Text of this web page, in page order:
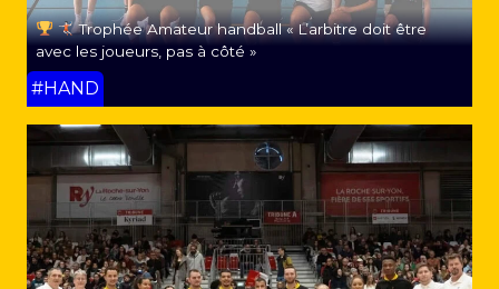
Trophée Amateur handball « L’arbitre doit être
avec les joueurs, pas à côté »
#HAND